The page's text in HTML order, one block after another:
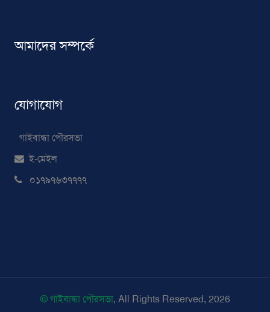
আমাদের সম্পর্কে
যোগাযোগ
গাইবান্ধা পৌরসভা
ই-মেইল
০১৭৯৭৬৩৭৭৭৭
© গাইবান্ধা পৌরসভা, All Rights Reserved, 2026